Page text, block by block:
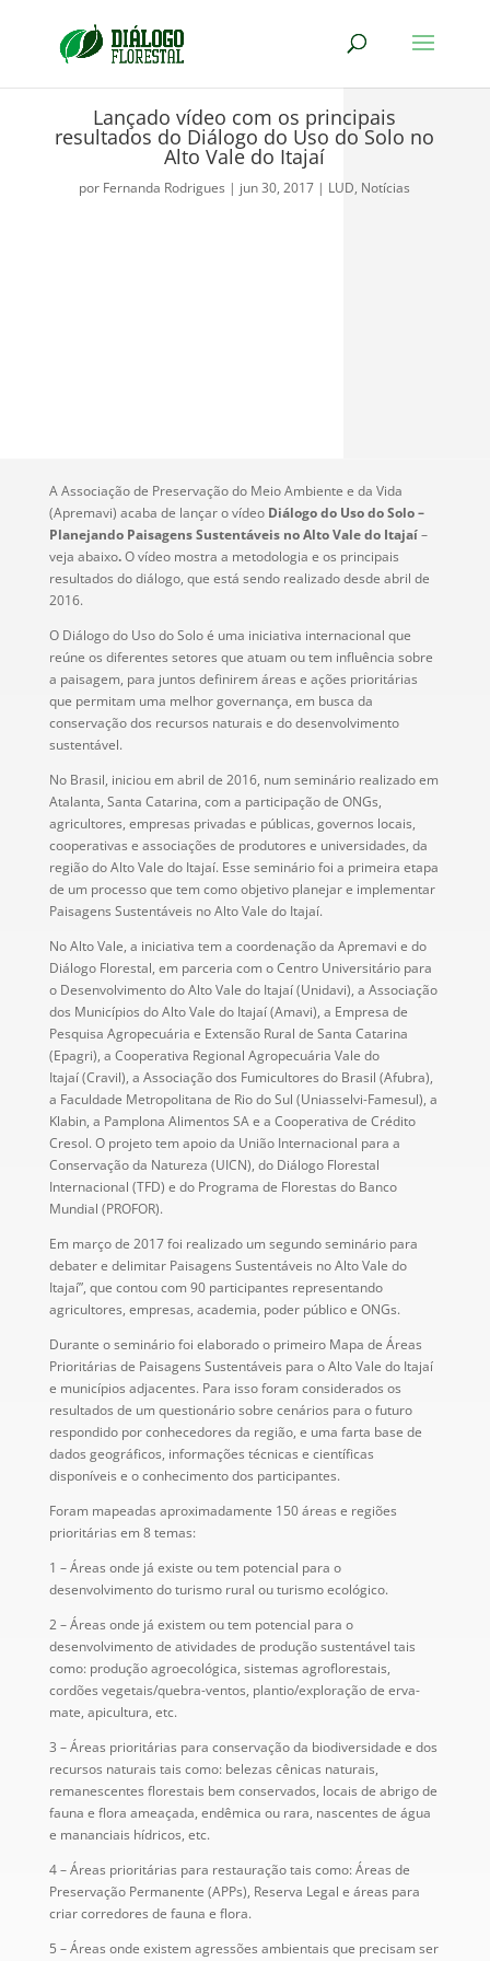
Lançado vídeo com os principais
resultados do Diálogo do Uso do Solo no
Alto Vale do Itajaí
por Fernanda Rodrigues | jun 30, 2017 | LUD, Notícias
A Associação de Preservação do Meio Ambiente e da Vida
(Apremavi) acaba de lançar o vídeo Diálogo do Uso do Solo –
Planejando Paisagens Sustentáveis no Alto Vale do Itajaí–
veja abaixo.O vídeo mostra a metodologia e os principais
resultados do diálogo, que está sendo realizado desde abril de
2016.
O Diálogo do Uso do Solo é uma iniciativa internacional que
reúne os diferentes setores que atuam ou tem influência sobre
a paisagem, para juntos definirem áreas e ações prioritárias
que permitam uma melhor governança, em busca da
conservação dos recursos naturais e do desenvolvimento
sustentável.
No Brasil, iniciou em abril de 2016, num seminário realizado em
Atalanta, Santa Catarina, com a participação de ONGs,
agricultores, empresas privadas e públicas, governos locais,
cooperativas e associações de produtores e universidades, da
região do Alto Vale do Itajaí. Esse seminário foi a primeira etapa
de um processo que tem como objetivo planejar e implementar
Paisagens Sustentáveis no Alto Vale do Itajaí.
No Alto Vale, a iniciativa tem a coordenação da Apremavi e do
Diálogo Florestal, em parceria com o Centro Universitário para
o Desenvolvimento do Alto Vale do Itajaí (Unidavi), a Associação
dos Municípios do Alto Vale do Itajaí (Amavi), a Empresa de
Pesquisa Agropecuária e Extensão Rural de Santa Catarina
(Epagri), a Cooperativa Regional Agropecuária Vale do
Itajaí (Cravil), a Associação dos Fumicultores do Brasil (Afubra),
a Faculdade Metropolitana de Rio do Sul (Uniasselvi-Famesul), a
Klabin, a Pamplona Alimentos SA e a Cooperativa de Crédito
Cresol. O projeto tem apoio da União Internacional para a
Conservação da Natureza (UICN), do Diálogo Florestal
Internacional (TFD) e do Programa de Florestas do Banco
Mundial (PROFOR).
Em março de 2017 foi realizado um segundo seminário para
debater e delimitar Paisagens Sustentáveis no Alto Vale do
Itajaí”, que contou com 90 participantes representando
agricultores, empresas, academia, poder público e ONGs.
Durante o seminário foi elaborado o primeiro Mapa de Áreas
Prioritárias de Paisagens Sustentáveis para o Alto Vale do Itajaí
e municípios adjacentes. Para isso foram considerados os
resultados de um questionário sobre cenários para o futuro
respondido por conhecedores da região, e uma farta base de
dados geográficos, informações técnicas e científicas
disponíveis e o conhecimento dos participantes.
Foram mapeadas aproximadamente 150 áreas e regiões
prioritárias em 8 temas:
1 – Áreas onde já existe ou tem potencial para o
desenvolvimento do turismo rural ou turismo ecológico.
2 – Áreas onde já existem ou tem potencial para o
desenvolvimento de atividades de produção sustentável tais
como: produção agroecológica, sistemas agroflorestais,
cordões vegetais/quebra-ventos, plantio/exploração de erva-
mate, apicultura, etc.
3 – Áreas prioritárias para conservação da biodiversidade e dos
recursos naturais tais como: belezas cênicas naturais,
remanescentes florestais bem conservados, locais de abrigo de
fauna e flora ameaçada, endêmica ou rara, nascentes de água
e mananciais hídricos, etc.
4 – Áreas prioritárias para restauração tais como: Áreas de
Preservação Permanente (APPs), Reserva Legal e áreas para
criar corredores de fauna e flora.
5 – Áreas onde existem agressões ambientais que precisam ser